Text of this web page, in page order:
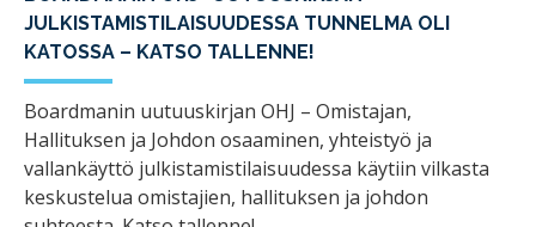
JULKISTAMISTILAISUUDESSA TUNNELMA OLI
KATOSSA – KATSO TALLENNE!
Boardmanin uutuuskirjan OHJ – Omistajan,
Hallituksen ja Johdon osaaminen, yhteistyö ja
vallankäyttö julkistamistilaisuudessa käytiin vilkasta
keskustelua omistajien, hallituksen ja johdon